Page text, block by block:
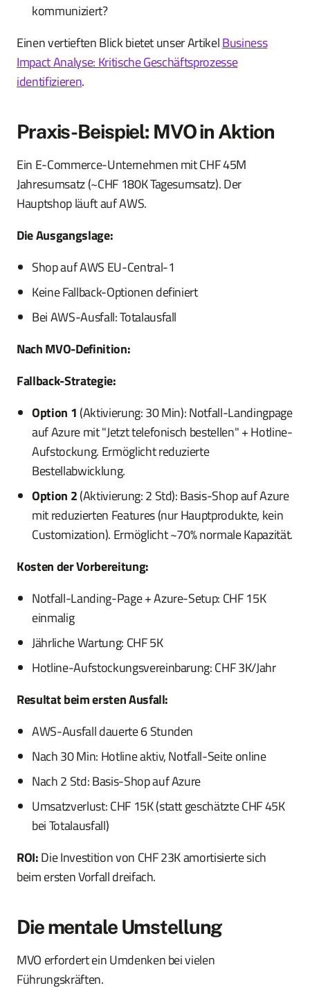
kommuniziert?
Einen vertieften Blick bietet unser ArtikelBusiness
Impact Analyse: Kritische Geschäftsprozesse
identifizieren.
Praxis-Beispiel: MVO in Aktion
Ein E-Commerce-Unternehmen mit CHF 45M
Jahresumsatz (~CHF 180K Tagesumsatz). Der
Hauptshop läuft auf AWS.
Die Ausgangslage:
Shop auf AWS EU-Central-1
Keine Fallback-Optionen definiert
Bei AWS-Ausfall: Totalausfall
Nach MVO-Definition:
Fallback-Strategie:
Option 1 (Aktivierung: 30 Min): Notfall-Landingpage
auf Azure mit "Jetzt telefonisch bestellen" + Hotline-
Aufstockung. Ermöglicht reduzierte
Bestellabwicklung.
Option 2(Aktivierung: 2 Std): Basis-Shop auf Azure
mit reduzierten Features (nur Hauptprodukte, kein
Customization). Ermöglicht ~70% normale Kapazität.
Kosten der Vorbereitung:
Notfall-Landing-Page + Azure-Setup: CHF 15K
einmalig
Jährliche Wartung: CHF 5K
Hotline-Aufstockungsvereinbarung: CHF 3K/Jahr
Resultat beim ersten Ausfall:
AWS-Ausfall dauerte 6 Stunden
Nach 30 Min: Hotline aktiv, Notfall-Seite online
Nach 2 Std: Basis-Shop auf Azure
Umsatzverlust: CHF 15K (statt geschätzte CHF 45K
bei Totalausfall)
ROI:Die Investition von CHF 23K amortisierte sich
beim ersten Vorfall dreifach.
Die mentale Umstellung
MVO erfordert ein Umdenken bei vielen
Führungskräften.